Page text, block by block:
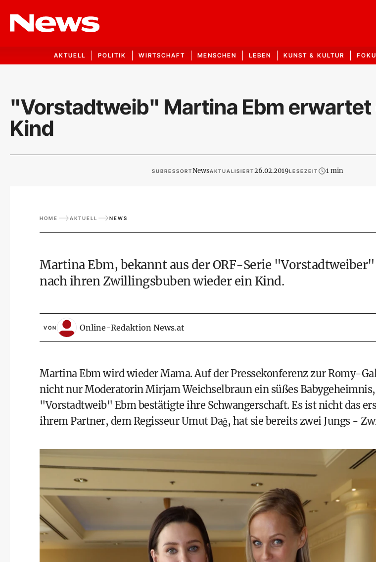
AKTUELL POLITIK WIRTSCHAFT MENSCHEN LEBEN KUNST & KULTUR
"Vorstadtweib" Martina Ebm
Kind
SUBRESSORTNewsAKTUALISIERT26.02.2019LESEZEIT 1 min
HOME AKTUELL NEWS
Martina Ebm, bekannt aus der ORF-Serie
nach ihren Zwillingsbuben wieder ein Kind.
VON Online-Redaktion News.at
Martina Ebm wird wieder Mama. Auf der Pressekonferenz zur Romy-
nicht nur ModeratorinMirjam Weichselbraunein süßes
"Vorstadtweib" Ebm bestätigte ihre Schwangerschaft. Es ist nicht das
ihrem Partner, dem Regisseur Umut Dağ, hat sie bereits zwei Jungs -